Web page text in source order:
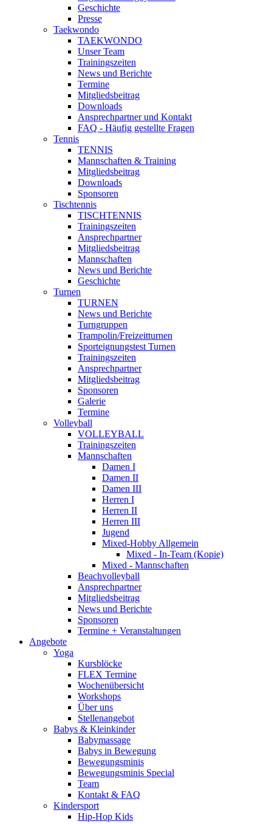
Geschichte
Presse
Taekwondo
TAEKWONDO
Unser Team
Trainingszeiten
News und Berichte
Termine
Mitgliedsbeitrag
Downloads
Ansprechpartner und Kontakt
FAQ - Häufig gestellte Fragen
Tennis
TENNIS
Mannschaften & Training
Mitgliedsbeitrag
Downloads
Sponsoren
Tischtennis
TISCHTENNIS
Trainingszeiten
Ansprechpartner
Mitgliedsbeitrag
Mannschaften
News und Berichte
Geschichte
Turnen
TURNEN
News und Berichte
Turngruppen
Trampolin/Freizeitturnen
Sporteignungstest Turnen
Trainingszeiten
Ansprechpartner
Mitgliedsbeitrag
Sponsoren
Galerie
Termine
Volleyball
VOLLEYBALL
Trainingszeiten
Mannschaften
Damen I
Damen II
Damen III
Herren I
Herren II
Herren III
Jugend
Mixed-Hobby Allgemein
Mixed - In-Team (Kopie)
Mixed - Mannschaften
Beachvolleyball
Ansprechpartner
Mitgliedsbeitrag
News und Berichte
Sponsoren
Termine + Veranstaltungen
Angebote
Yoga
Kursblöcke
FLEX Termine
Wochenübersicht
Workshops
Über uns
Stellenangebot
Babys & Kleinkinder
Babymassage
Babys in Bewegung
Bewegungsminis
Bewegungsminis Special
Team
Kontakt & FAQ
Kindersport
Hip-Hop Kids